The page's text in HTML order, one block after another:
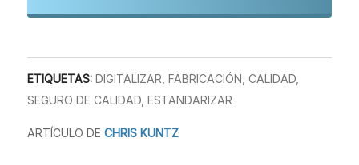
ETIQUETAS: DIGITALIZAR FABRICACIÓN CALIDAD,
SEGURO DE CALIDAD, ESTANDARIZAR
ARTÍCULO DE CHRIS KUNTZ